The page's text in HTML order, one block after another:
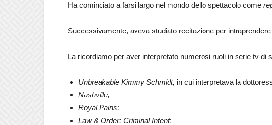
Ha cominciato a farsi largo nel mondo dello spettacolo come
Successivamente, aveva studiato recitazione per
La ricordiamo per aver interpretato numerosi ruoli in serie tv di
Unbreakable Kimmy Schmidt, in cui interpretava la
Nashville;
Royal Pains;
Law & Order: Criminal Intent;